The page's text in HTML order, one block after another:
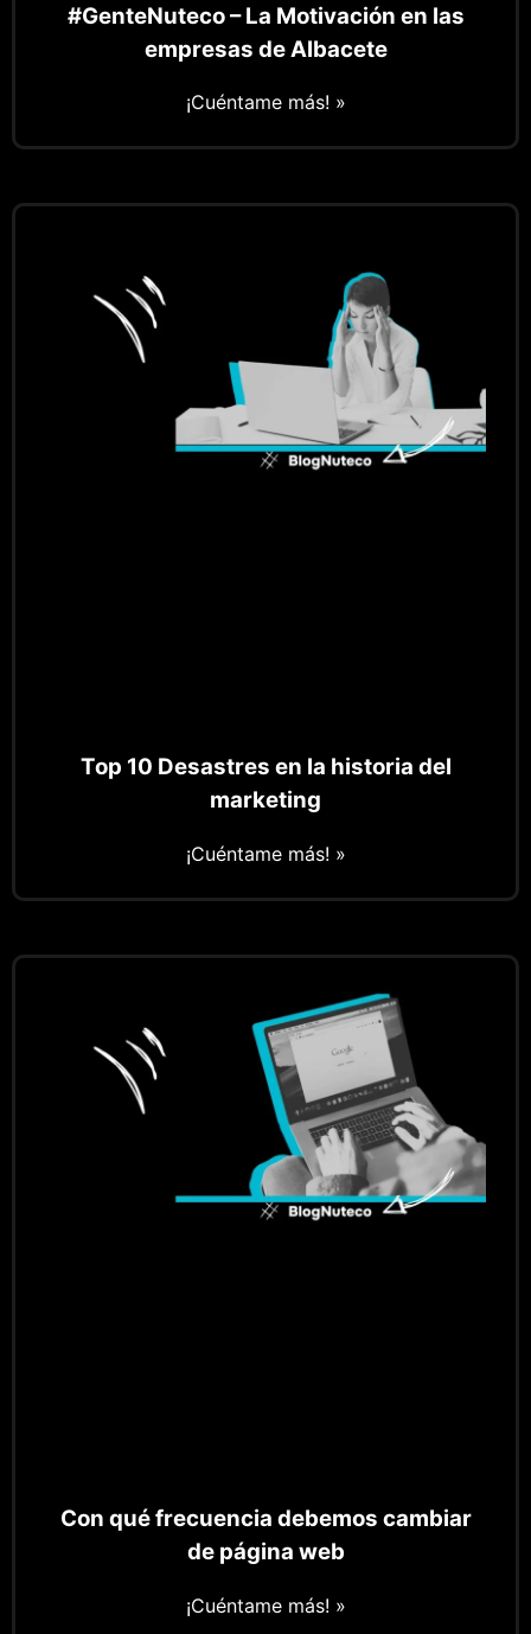
#GenteNuteco – La Motivación en las
empresas de Albacete
¡Cuéntame más! »
Top 10 Desastres en la historia del
marketing
¡Cuéntame más! »
Con qué frecuencia debemos cambiar
de página web
¡Cuéntame más! »